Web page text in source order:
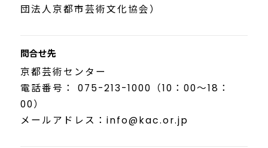
団法人京都市芸術文化協会）
問合せ先
京都芸術センター
電話番号： 075-213-1000（10：00～18：
00）
メールアドレス：info@kac.or.jp